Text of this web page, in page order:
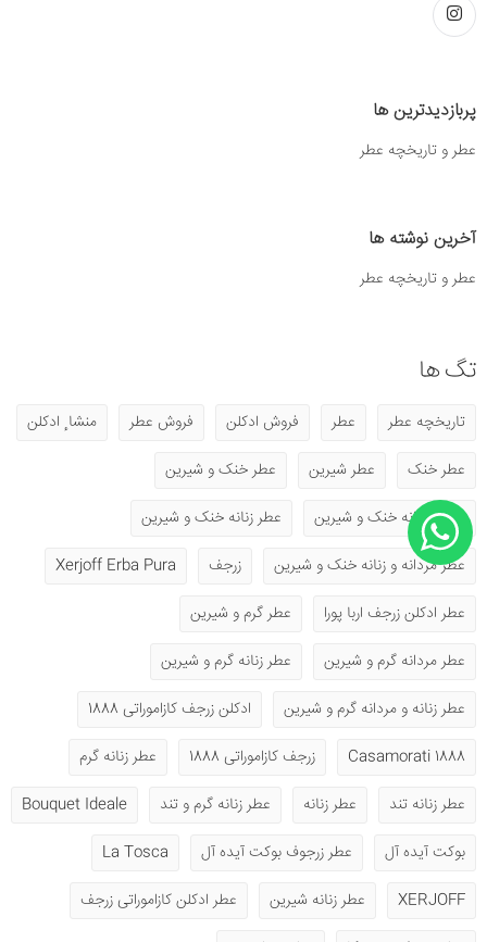
پربازدیدترین ها
عطر و تاریخچه عطر
آخرین نوشته ها
عطر و تاریخچه عطر
تگ ها
تاریخچه عطر عطر فروش ادکلن فروش عطر
منشا ٕ ادکلن
عطر خنک
عطر شیرین
عطر خنک و شیرین
عطر مردانه خنک و شیرین
عطر زنانه خنک و شیرین
عطر مردانه و زنانه خنک و شیرین
زرجف
Xerjoff Erba Pura
عطر ادکلن زرجف اربا پورا
عطر گرم و شیرین
عطر مردانه گرم و شیرین
عطر زنانه گرم و شیرین
عطر زنانه و مردانه گرم و شیرین
ادکلن زرجف کازاموراتی 1888
1888 Casamorati
زرجف کازاموراتی 1888
عطر زنانه گرم
عطر زنانه تند
عطر زنانه عطر زنانه گرم و تند
Bouquet Ideale
بوکت آیده آل
عطر زرجوف بوکت آیده آل
La Tosca
XERJOFF
عطر زنانه شیرین
عطر ادکلن کازاموراتی زرجف